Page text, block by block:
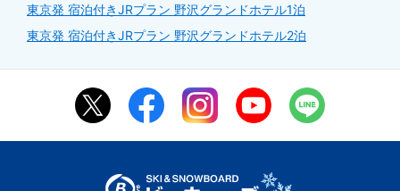
東京発 宿泊付きJRプラン 野沢グランドホテル1泊
東京発 宿泊付きJRプラン 野沢グランドホテル2泊